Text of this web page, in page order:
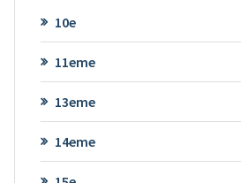
10e
11eme
13eme
14eme